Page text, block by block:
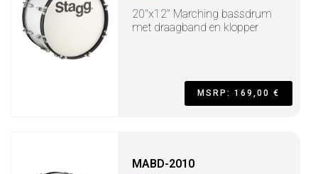
20"x12" Marching bassdrum
met draagband en klopper
MSRP: 169,00 €
MABD-2010